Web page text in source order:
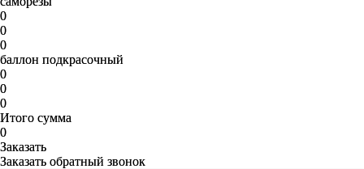
0
0
0
баллон подкрасочный
0
0
0
Итого сумма
0
Заказать
Заказать обратный звонок